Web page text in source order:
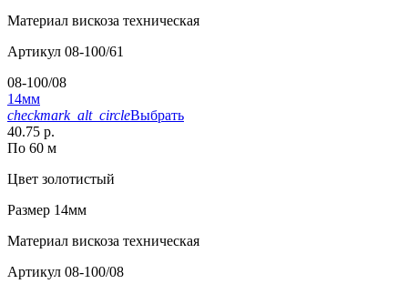
Материал вискоза техническая
Артикул 08-100/61
08-100/08
14мм
checkmark_alt_circleВыбрать
40.75 р.
По 60 м
Цвет золотистый
Размер 14мм
Материал вискоза техническая
Артикул 08-100/08